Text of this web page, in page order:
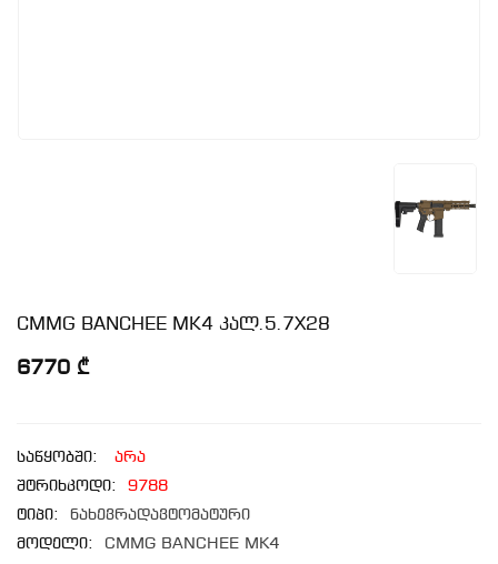
CMMG BANCHEE MK4 კალ.5.7X28
6770 ₾
საწყობში:
არა
შტრიხკოდი:
9788
ტიპი:
ნახევრადავტომატური
მოდელი:
CMMG BANCHEE MK4